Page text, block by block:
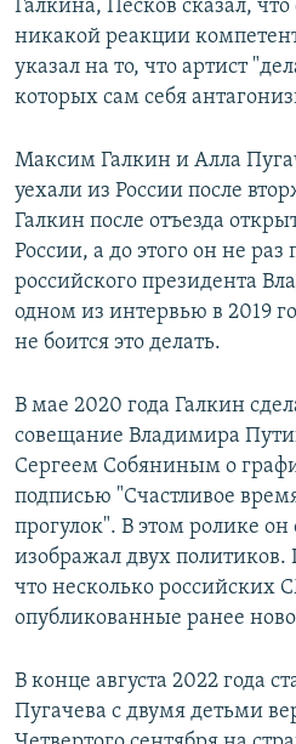
Галкина, Песков сказал,
никакой реакции
указал на то, что артист
которых сам себя
Максим Галкин и Алла
уехали из России после
Галкин после отъезда
России, а до этого он не раз
российского президента
одном из интервью в 2019
не боится это делать.
В мае 2020 года Галкин
совещание Владимира
Сергеем Собяниным о
подписью "Счастливое
прогулок". В этом ролике
изображал двух политиков.
что несколько российских
опубликованные ранее
В конце августа 2022 года
Пугачева с двумя детьми